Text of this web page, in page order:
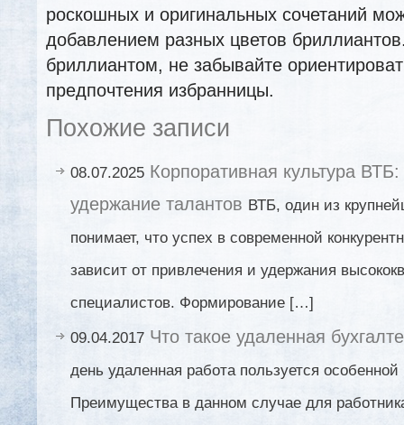
роскошных и оригинальных сочетаний
добавлением разных цветов
бриллиантом, не забывайте
предпочтения избранницы.
Похожие записи
08.07.2025 Корпоративная культура
удержание талантов ВТБ, один из
понимает, что успех в современной
зависит от привлечения и удержания
специалистов. Формирование […]
09.04.2017 Что такое удаленная
день удаленная работа пользуется
Преимущества в данном случае для